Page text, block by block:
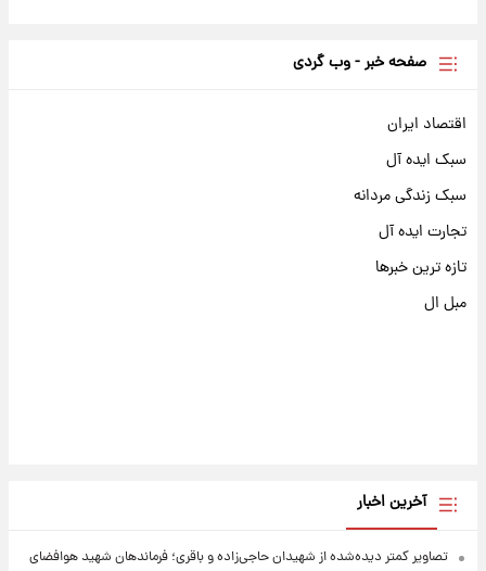
صفحه خبر - وب گردی
اقتصاد ایران
سبک ایده آل
سبک زندگی مردانه
تجارت ایده آل
تازه ترین خبرها
مبل ال
آخرین اخبار
تصاویر کمتر دیده‌شده از شهیدان حاجی‌زاده و باقری؛ فرماندهان شهید هوافضای